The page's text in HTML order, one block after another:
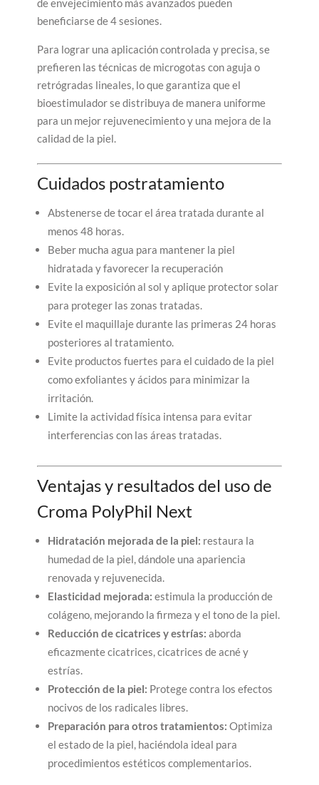
de envejecimiento más avanzados pueden
beneficiarse de 4 sesiones.
Para lograr una aplicación controlada y precisa, se
prefieren las técnicas de microgotas con aguja o
retrógradas lineales, lo que garantiza que el
bioestimulador se distribuya de manera uniforme
para un mejor rejuvenecimiento y una mejora de la
calidad de la piel.
Cuidados postratamiento
Abstenerse de tocar el área tratada durante al
menos 48 horas.
Beber mucha agua para mantener la piel
hidratada y favorecer la recuperación
Evite la exposición al sol y aplique protector solar
para proteger las zonas tratadas.
Evite el maquillaje durante las primeras 24 horas
posteriores al tratamiento.
Evite productos fuertes para el cuidado de la piel
como exfoliantes y ácidos para minimizar la
irritación.
Limite la actividad física intensa para evitar
interferencias con las áreas tratadas.
Ventajas y resultados del uso de
Croma PolyPhil Next
Hidratación mejorada de la piel: restaura la
humedad de la piel, dándole una apariencia
renovada y rejuvenecida.
Elasticidad mejorada: estimula la producción de
colágeno, mejorando la firmeza y el tono de la piel.
Reducción de cicatrices y estrías: aborda
eficazmente cicatrices, cicatrices de acné y
estrías.
Protección de la piel: Protege contra los efectos
nocivos de los radicales libres.
Preparación para otros tratamientos: Optimiza
el estado de la piel, haciéndola ideal para
procedimientos estéticos complementarios.